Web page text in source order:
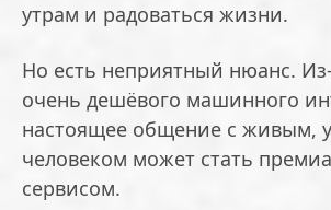
утрам и радоваться жизни.
Но есть неприятный нюанс.
очень дешёвого машинного
настоящее общение с живым,
человеком может стать
сервисом.